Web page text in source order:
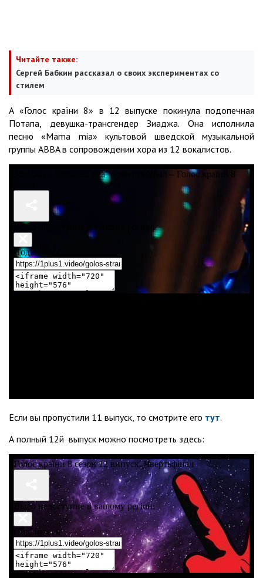
Читайте также:
Сергей Бабкин рассказал о своих экспериментах cо
стилем
А «Голос країни 8» в 12 выпуске покинула подопечная
Потапа, девушка-трансгендер Зиаджа. Она исполнила
песню «Mama mia» культовой шведской музыкальной
группы ABBA в сопровождении хора из 12 вокалистов.
Если вы пропустили 11 выпуск, то смотрите его тут.
А полный 12й выпуск можно посмотреть здесь: